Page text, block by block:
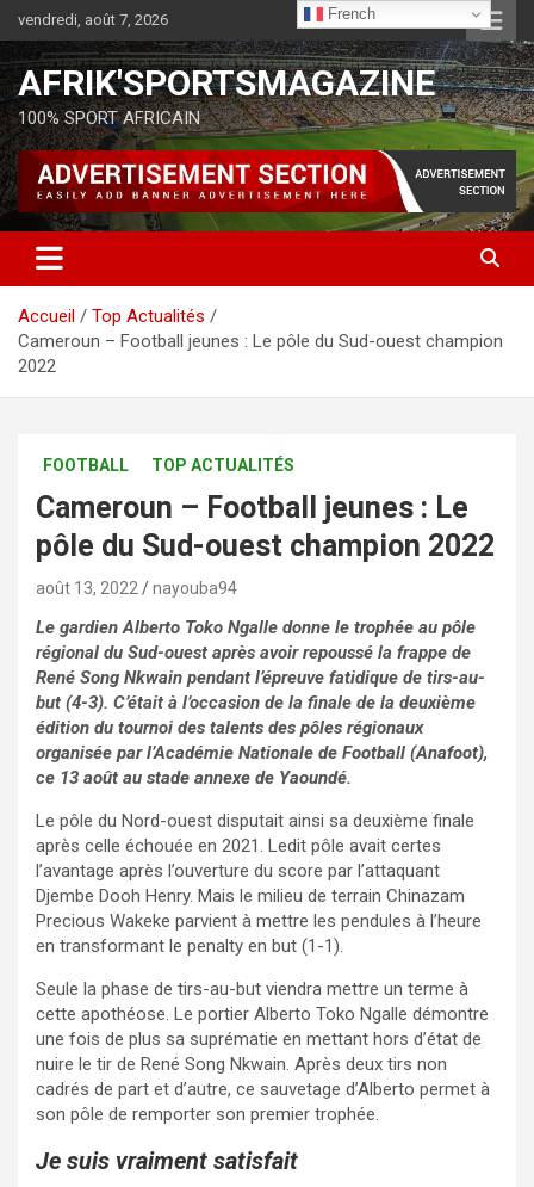
vendredi, août 7, 2026
AFRIK'SPORTSMAGAZINE
100% SPORT AFRICAIN
Accueil
Top Actualités
Cameroun – Football jeunes : Le pôle du Sud-ouest champion
2022
FOOTBALL TOP ACTUALITÉS
Cameroun – Football jeunes : Le
pôle du Sud-ouest champion 2022
août 13, 2022 nayouba94
Le gardien Alberto Toko Ngalle donne le trophée au pôle
régional du Sud-ouest après avoir repoussé la frappe de
René Song Nkwain pendant l’épreuve fatidique de tirs-au-
but (4-3). C’était à l’occasion de la finale de la deuxième
édition du tournoi des talents des pôles régionaux
organisée par l’Académie Nationale de Football (Anafoot),
ce 13 août au stade annexe de Yaoundé.
Le pôle du Nord-ouest disputait ainsi sa deuxième finale
après celle échouée en 2021. Ledit pôle avait certes
l’avantage après l’ouverture du score par l’attaquant
Djembe Dooh Henry. Mais le milieu de terrain Chinazam
Precious Wakeke parvient à mettre les pendules à l’heure
en transformant le penalty en but (1-1).
Seule la phase de tirs-au-but viendra mettre un terme à
cette apothéose. Le portier Alberto Toko Ngalle démontre
une fois de plus sa suprématie en mettant hors d’état de
nuire le tir de René Song Nkwain. Après deux tirs non
cadrés de part et d’autre, ce sauvetage d’Alberto permet à
son pôle de remporter son premier trophée.
Je suis vraiment satisfait
French